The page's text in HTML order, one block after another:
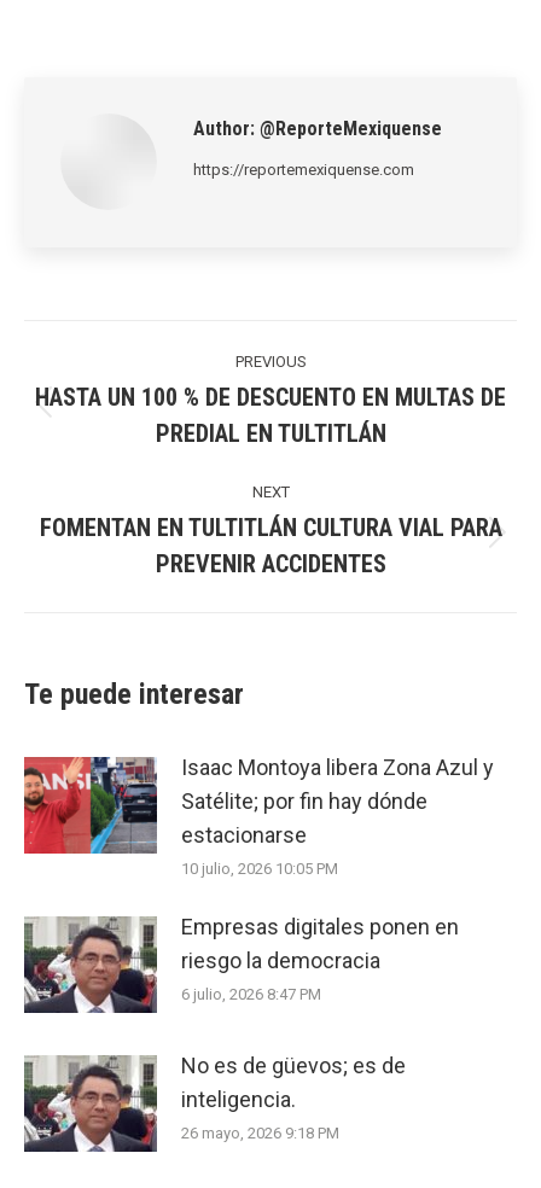
Author: @ReporteMexiquense
https://reportemexiquense.com
PREVIOUS
post:
HASTA UN 100 % DE DESCUENTO EN MULTAS DE
PREDIAL EN TULTITLÁN
NEXT
post:
FOMENTAN EN TULTITLÁN CULTURA VIAL PARA
PREVENIR ACCIDENTES
Te puede interesar
Isaac Montoya libera Zona Azul y
Satélite; por fin hay dónde
estacionarse
10 julio, 2026 10:05 PM
Empresas digitales ponen en
riesgo la democracia
6 julio, 2026 8:47 PM
No es de güevos; es de
inteligencia.
26 mayo, 2026 9:18 PM